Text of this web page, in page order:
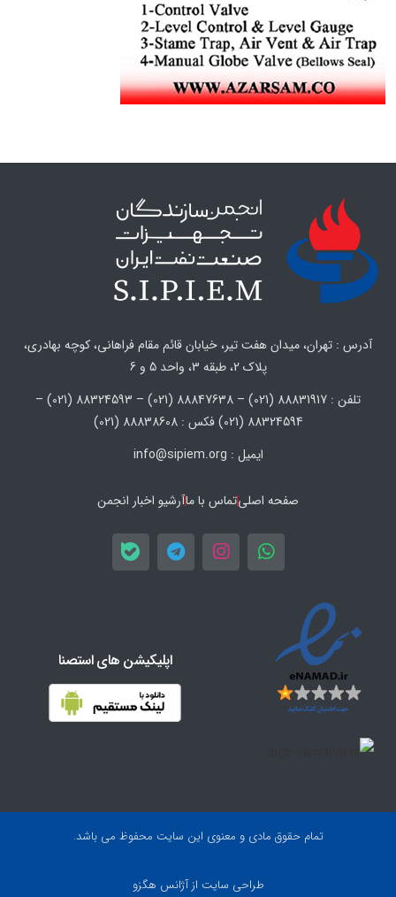
آدرس : تهران، میدان هفت تیر، خیابان قائم مقام فراهانی، کوچه بهادری،
پلاک 2، طبقه 3، واحد 5 و 6
تلفن : 88831917 (021) – 88847638 (021) – 88324593 (021) –
88324594 (021) فکس : 88838608 (021)
ایمیل : info@sipiem.org
صفحه اصلیتماس با ماآرشیو اخبار انجمن
اپلیکیشن های استصنا
تمام حقوق مادی و معنوی این سایت محفوظ می باشد.
طراحی سایت از آژانس هگزو